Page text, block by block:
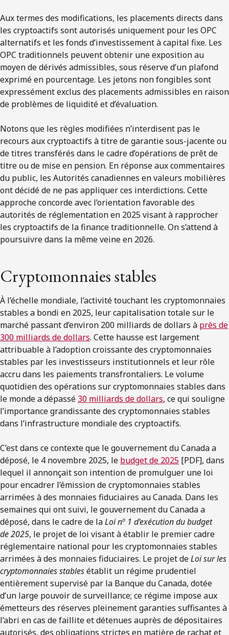
Aux termes des modifications, les placements directs dans
les cryptoactifs sont autorisés uniquement pour les OPC
alternatifs et les fonds d’investissement à capital fixe. Les
OPC traditionnels peuvent obtenir une exposition au
moyen de dérivés admissibles, sous réserve d’un plafond
exprimé en pourcentage. Les jetons non fongibles sont
expressément exclus des placements admissibles en raison
de problèmes de liquidité et d’évaluation.
Notons que les règles modifiées n’interdisent pas le
recours aux cryptoactifs à titre de garantie sous-jacente ou
de titres transférés dans le cadre d’opérations de prêt de
titre ou de mise en pension. En réponse aux commentaires
du public, les Autorités canadiennes en valeurs mobilières
ont décidé de ne pas appliquer ces interdictions. Cette
approche concorde avec l’orientation favorable des
autorités de réglementation en 2025 visant à rapprocher
les cryptoactifs de la finance traditionnelle. On s’attend à
poursuivre dans la même veine en 2026.
Cryptomonnaies stables
À l’échelle mondiale, l’activité touchant les cryptomonnaies
stables a bondi en 2025, leur capitalisation totale sur le
marché passant d’environ 200 milliards de dollars à près de
300 milliards de dollars. Cette hausse est largement
attribuable à l’adoption croissante des cryptomonnaies
stables par les investisseurs institutionnels et leur rôle
accru dans les paiements transfrontaliers. Le volume
quotidien des opérations sur cryptomonnaies stables dans
le monde a dépassé 30 milliards de dollars, ce qui souligne
l’importance grandissante des cryptomonnaies stables
dans l’infrastructure mondiale des cryptoactifs.
C’est dans ce contexte que le gouvernement du Canada a
déposé, le 4 novembre 2025, le budget de 2025 [PDF], dans
lequel il annonçait son intention de promulguer une loi
pour encadrer l’émission de cryptomonnaies stables
arrimées à des monnaies fiduciaires au Canada. Dans les
semaines qui ont suivi, le gouvernement du Canada a
déposé, dans le cadre de laLoi no 1 d’exécution du budget
de 2025, le projet de loi visant à établir le premier cadre
réglementaire national pour les cryptomonnaies stables
arrimées à des monnaies fiduciaires. Le projet deLoi sur les
cryptomonnaies stablesétablit un régime prudentiel
entièrement supervisé par la Banque du Canada, dotée
d’un large pouvoir de surveillance; ce régime impose aux
émetteurs des réserves pleinement garanties suffisantes à
l’abri en cas de faillite et détenues auprès de dépositaires
autorisés, des obligations strictes en matière de rachat et